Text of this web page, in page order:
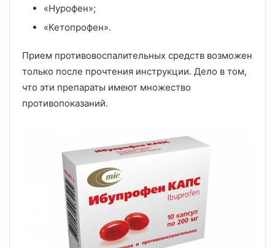
«Нурофен»;
«Кетопрофен».
Прием противовоспалительных средств возможен
только после прочтения инструкции. Дело в том,
что эти препараты имеют множество
противопоказаний.